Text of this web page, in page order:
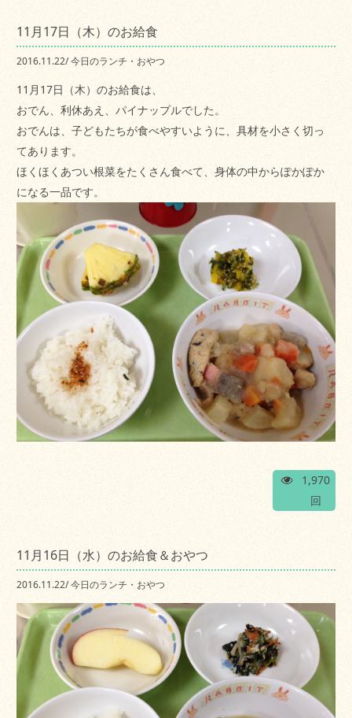
11月17日（木）のお給食
2016.11.22/今日のランチ・おやつ
11月17日（木）のお給食は、
おでん、利休あえ、パイナップルでした。
おでんは、子どもたちが食べやすいように、具材を小さく切っ
てあります。
ほくほくあつい根菜をたくさん食べて、身体の中からぽかぽか
になる一品です。
1,970
回
11月16日（水）のお給食＆おやつ
2016.11.22/今日のランチ・おやつ